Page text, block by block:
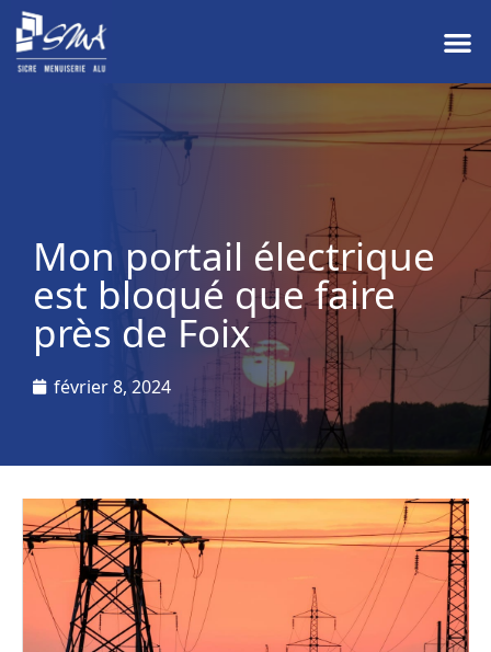
Mon portail électrique
est bloqué que faire
près de Foix
février 8, 2024